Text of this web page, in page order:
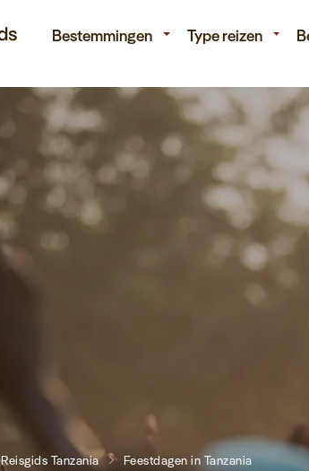
Bestemmingen Type reizen
Reisgids Tanzania Feestdagen in Tanzania